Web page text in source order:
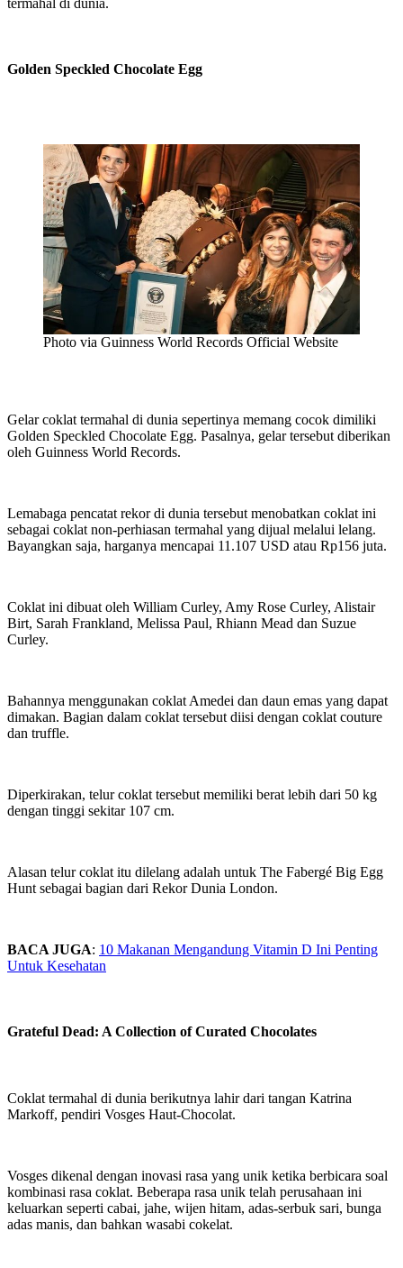
termahal di dunia.
Golden Speckled Chocolate Egg
Photo via Guinness World Records Official Website
Gelar coklat termahal di dunia sepertinya memang cocok dimiliki
Golden Speckled Chocolate Egg. Pasalnya, gelar tersebut diberikan
oleh Guinness World Records.
Lemabaga pencatat rekor di dunia tersebut menobatkan coklat ini
sebagai coklat non-perhiasan termahal yang dijual melalui lelang.
Bayangkan saja, harganya mencapai 11.107 USD atau Rp156 juta.
Coklat ini dibuat oleh William Curley, Amy Rose Curley, Alistair
Birt, Sarah Frankland, Melissa Paul, Rhiann Mead dan Suzue
Curley.
Bahannya menggunakan coklat Amedei dan daun emas yang dapat
dimakan. Bagian dalam coklat tersebut diisi dengan coklat couture
dan truffle.
Diperkirakan, telur coklat tersebut memiliki berat lebih dari 50 kg
dengan tinggi sekitar 107 cm.
Alasan telur coklat itu dilelang adalah untuk The Fabergé Big Egg
Hunt sebagai bagian dari Rekor Dunia London.
BACA JUGA: 10 Makanan Mengandung Vitamin D Ini Penting
Untuk Kesehatan
Grateful Dead: A Collection of Curated Chocolates
Coklat termahal di dunia berikutnya lahir dari tangan Katrina
Markoff, pendiri Vosges Haut-Chocolat.
Vosges dikenal dengan inovasi rasa yang unik ketika berbicara soal
kombinasi rasa coklat. Beberapa rasa unik telah perusahaan ini
keluarkan seperti cabai, jahe, wijen hitam, adas-serbuk sari, bunga
adas manis, dan bahkan wasabi cokelat.